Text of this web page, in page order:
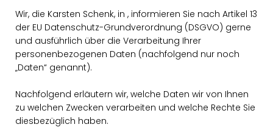
Wir, die Karsten Schenk, in , informieren Sie nach Artikel 13
der EU Datenschutz-Grundverordnung (DSGVO) gerne
und ausführlich über die Verarbeitung Ihrer
personenbezogenen Daten (nachfolgend nur noch
Daten“ genannt).
Nachfolgend erläutern wir, welche Daten wir von Ihnen
zu welchen Zwecken verarbeiten und welche Rechte Sie
diesbezüglich haben.